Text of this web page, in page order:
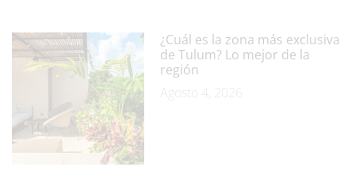
¿Cuál es la zona más exclusiva
de Tulum? Lo mejor de la
región
Agosto 4, 2026